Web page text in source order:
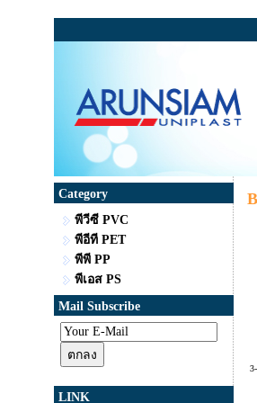
Category
พีวีซี PVC
พีอีที PET
พีพี PP
พีเอส PS
Mail Subscribe
LINK